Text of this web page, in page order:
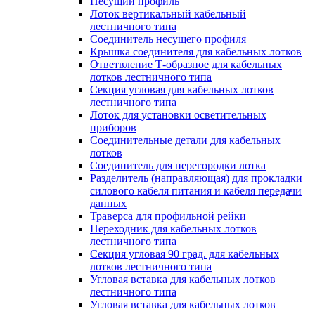
Лоток вертикальный кабельный
лестничного типа
Соединитель несущего профиля
Крышка соединителя для кабельных лотков
Ответвление Т-образное для кабельных
лотков лестничного типа
Секция угловая для кабельных лотков
лестничного типа
Лоток для установки осветительных
приборов
Соединительные детали для кабельных
лотков
Соединитель для перегородки лотка
Разделитель (направляющая) для прокладки
силового кабеля питания и кабеля передачи
данных
Траверса для профильной рейки
Переходник для кабельных лотков
лестничного типа
Секция угловая 90 град. для кабельных
лотков лестничного типа
Угловая вставка для кабельных лотков
лестничного типа
Угловая вставка для кабельных лотков